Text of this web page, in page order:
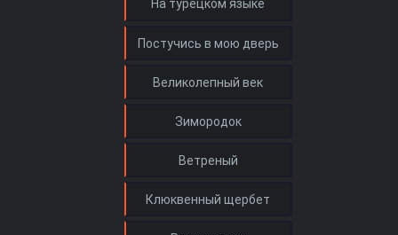
На турецком языке